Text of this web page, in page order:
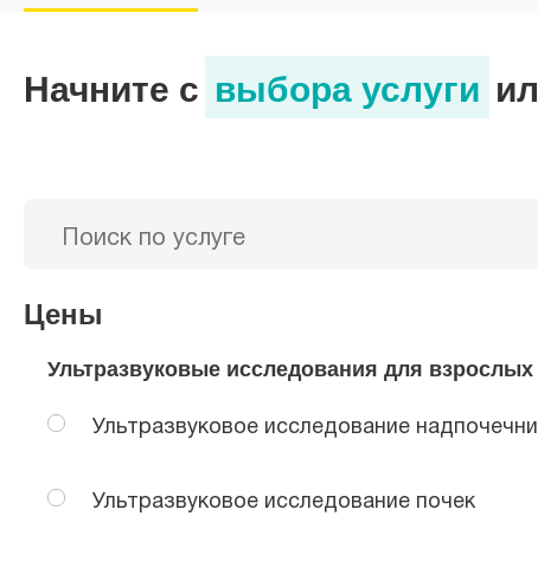
Сделать УЗИ почек рекомендуют в
Как делают УЗИ почек
Начните с выбора услуги
Цены
Ультразвуковые исследования для взрослых
Ультразвуковое исследование
Ультразвуковое исследование почек